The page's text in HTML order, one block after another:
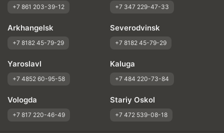
+7 861 203-39-12 +7 347 229-47-33
Arkhangelsk
+7 8182 45-79-29
Severodvinsk
+7 8182 45-79-29
Yaroslavl
+7 4852 60-95-58
Kaluga
+7 484 220-73-84
Vologda
+7 817 220-46-49
Stariy Oskol
+7 472 539-08-18